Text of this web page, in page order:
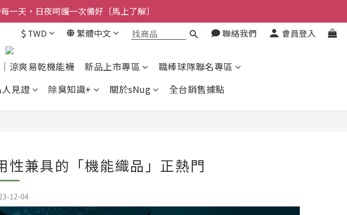
再送新品-悠哉斑馬襪〔立即了解〕
一天，日夜呵護一次備好〔馬上了解〕
再送新品-悠哉斑馬襪〔立即了解〕
$ TWD 繁體中文 聯絡我們 會員登入
涼爽易乾機能襪 新品上市專區
職棒球隊聯名專區
見證 除臭知識+ 關於sNug 全台銷售據點
性兼具的「機能織品」正熱門
12-04